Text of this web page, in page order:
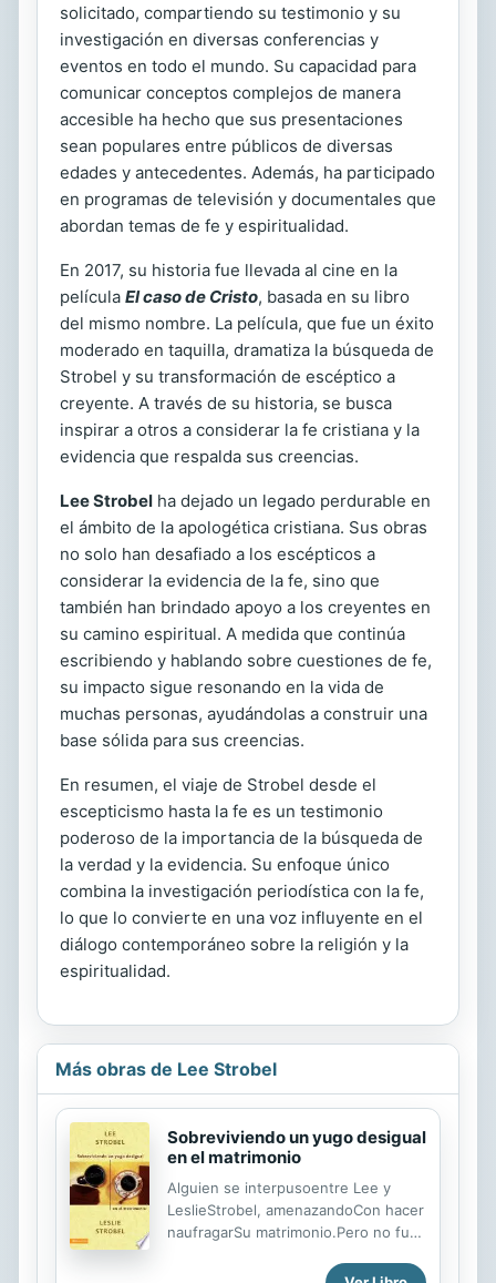
solicitado, compartiendo su testimonio y su
investigación en diversas conferencias y
eventos en todo el mundo. Su capacidad para
comunicar conceptos complejos de manera
accesible ha hecho que sus presentaciones
sean populares entre públicos de diversas
edades y antecedentes. Además, ha participado
en programas de televisión y documentales que
abordan temas de fe y espiritualidad.
En 2017, su historia fue llevada al cine en la
película El caso de Cristo, basada en su libro
del mismo nombre. La película, que fue un éxito
moderado en taquilla, dramatiza la búsqueda de
Strobel y su transformación de escéptico a
creyente. A través de su historia, se busca
inspirar a otros a considerar la fe cristiana y la
evidencia que respalda sus creencias.
Lee Strobel ha dejado un legado perdurable en
el ámbito de la apologética cristiana. Sus obras
no solo han desafiado a los escépticos a
considerar la evidencia de la fe, sino que
también han brindado apoyo a los creyentes en
su camino espiritual. A medida que continúa
escribiendo y hablando sobre cuestiones de fe,
su impacto sigue resonando en la vida de
muchas personas, ayudándolas a construir una
base sólida para sus creencias.
En resumen, el viaje de Strobel desde el
escepticismo hasta la fe es un testimonio
poderoso de la importancia de la búsqueda de
la verdad y la evidencia. Su enfoque único
combina la investigación periodística con la fe,
lo que lo convierte en una voz influyente en el
diálogo contemporáneo sobre la religión y la
espiritualidad.
Más obras de Lee Strobel
Sobreviviendo un yugo desigual
en el matrimonio
Alguien se interpusoentre Lee y
LeslieStrobel, amenazandoCon hacer
naufragarSu matrimonio.Pero no fue
decisión de Leslie de convertirse en